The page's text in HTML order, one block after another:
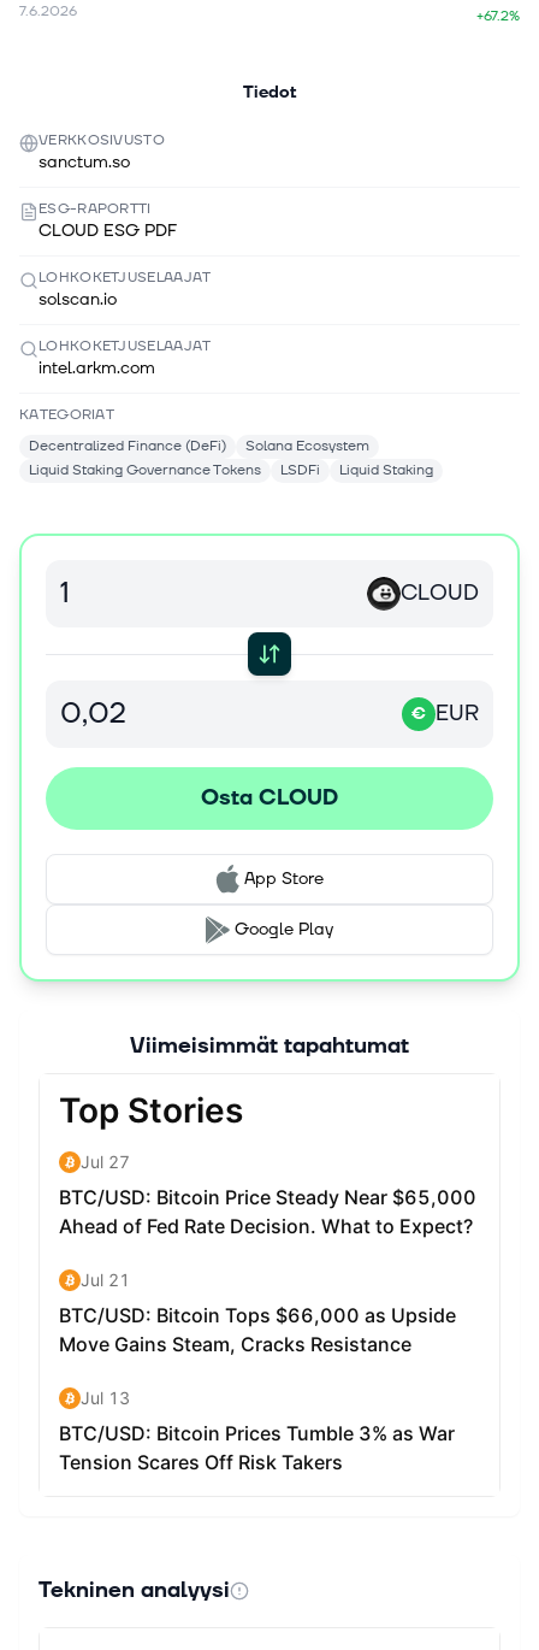
7.6.2026
+67.2%
Tiedot
VERKKOSIVUSTO
sanctum.so
ESG-RAPORTTI
CLOUD ESG PDF
LOHKOKETJUSELAAJAT
solscan.io
LOHKOKETJUSELAAJAT
intel.arkm.com
KATEGORIAT
Decentralized Finance (DeFi)
Solana Ecosystem
Liquid Staking Governance Tokens
LSDFi Liquid Staking
CLOUD
€ EUR
Osta CLOUD
App Store
Google Play
Viimeisimmät tapahtumat
Tekninen analyysi